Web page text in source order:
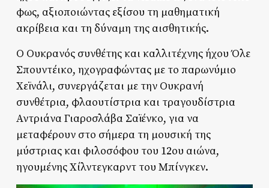
φως, αξιοποιώντας εξίσου τη μαθηματική
ακρίβεια και τη δύναμη της αισθητικής.
Ο Ουκρανός συνθέτης και καλλιτέχνης ήχου Όλε
Σπουντέικο, ηχογραφώντας με το παρωνύμιο
Χεϊνάλι, συνεργάζεται με την Ουκρανή
συνθέτρια, φλαουτίστρια και τραγουδίστρια
Αντριάνα Γιαροσλάβα Σαϊένκο, για να
μεταφέρουν στο σήμερα τη μουσική της
μύστριας και φιλοσόφου του 12ου αιώνα,
ηγουμένης Χίλντεγκαρντ του Μπίνγκεν.